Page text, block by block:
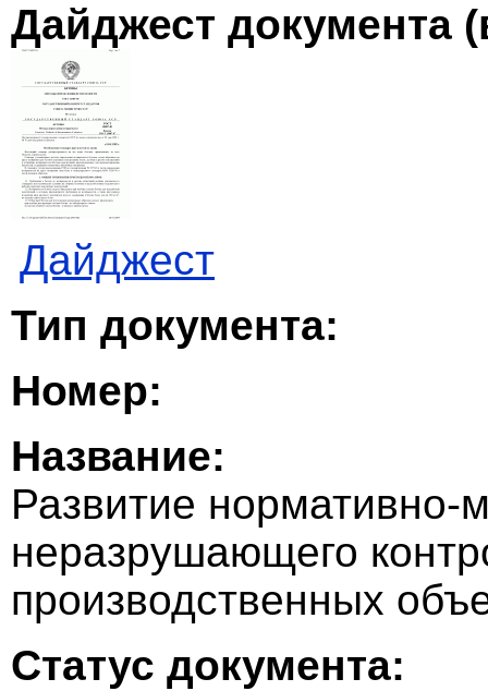
Дайджест документа
Дайджест
Тип документа:
Номер:
Название:
Развитие нормативно-
неразрушающего
производственных
Статус документа: